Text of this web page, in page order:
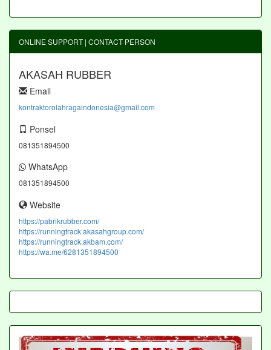
ONLINE SUPPORT | CONTACT PERSON
AKASAH RUBBER
Email
kontraktorolahragaindonesia@gmail.com
Ponsel
081351894500
WhatsApp
081351894500
Website
https://pabrikrubber.com/
https://runningtrack.akasahgroup.com/
https://runningtrack.akbam.com/
https://wa.me/6281351894500